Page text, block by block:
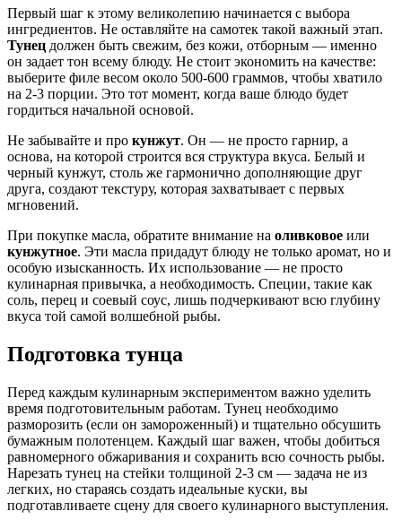
Первый шаг к этому великолепию начинается с выбора
ингредиентов. Не оставляйте на самотек такой важный этап.
Тунец должен быть свежим, без кожи, отборным — именно
он задает тон всему блюду. Не стоит экономить на качестве:
выберите филе весом около 500-600 граммов, чтобы хватило
на 2-3 порции. Это тот момент, когда ваше блюдо будет
гордиться начальной основой.
Не забывайте и про кунжут. Он — не просто гарнир, а
основа, на которой строится вся структура вкуса. Белый и
черный кунжут, столь же гармонично дополняющие друг
друга, создают текстуру, которая захватывает с первых
мгновений.
При покупке масла, обратите внимание на оливковое или
кунжутное. Эти масла придадут блюду не только аромат, но и
особую изысканность. Их использование — не просто
кулинарная привычка, а необходимость. Специи, такие как
соль, перец и соевый соус, лишь подчеркивают всю глубину
вкуса той самой волшебной рыбы.
Подготовка тунца
Перед каждым кулинарным экспериментом важно уделить
время подготовительным работам. Тунец необходимо
разморозить (если он замороженный) и тщательно обсушить
бумажным полотенцем. Каждый шаг важен, чтобы добиться
равномерного обжаривания и сохранить всю сочность рыбы.
Нарезать тунец на стейки толщиной 2-3 см — задача не из
легких, но стараясь создать идеальные куски, вы
подготавливаете сцену для своего кулинарного выступления.